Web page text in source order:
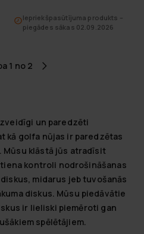
Iepriekšpasūtījuma produkts –
piegādes sākas 02.09.2026
1 no 2
un paredzēti
kā golfa nūjas ir paredzētas
Mūsu klāstā jūs atradīsit
kontroli nodrošināšanas
midarus jeb tuvošanās
diskus. Mūsu piedāvātie
ir lieliski piemēroti gan
spēlētājiem.